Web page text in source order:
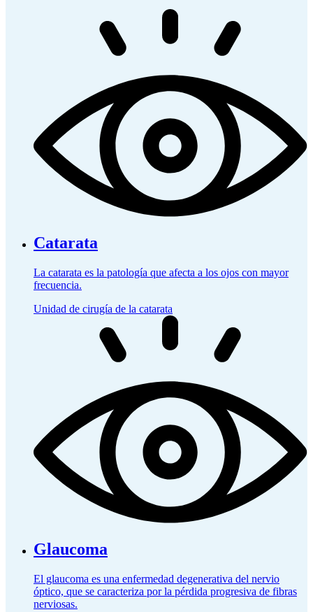
Catarata
La catarata es la patología que afecta a los ojos con mayor
frecuencia.
Unidad de cirugía de la catarata
Glaucoma
El glaucoma es una enfermedad degenerativa del nervio
óptico, que se caracteriza por la pérdida progresiva de fibras
nerviosas.